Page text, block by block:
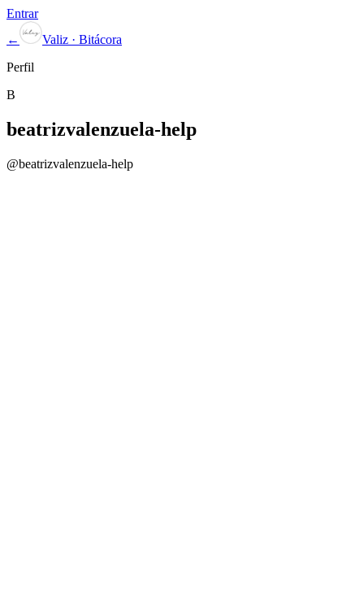
Entrar
←
Valiz · Bitácora
Perfil
B
beatrizvalenzuela-help
@beatrizvalenzuela-help